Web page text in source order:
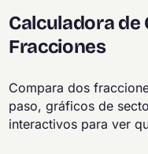
Calculadora de
Fracciones
Compara dos
paso, gráficos de
interactivos para ver